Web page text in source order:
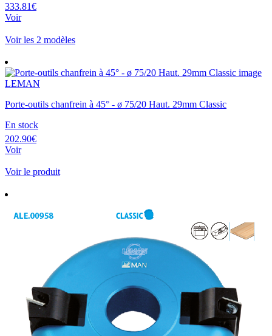
333.81€
Voir
Voir les 2 modèles
LEMAN
Porte-outils chanfrein à 45° - ø 75/20 Haut. 29mm Classic
En stock
202.90€
Voir
Voir le produit